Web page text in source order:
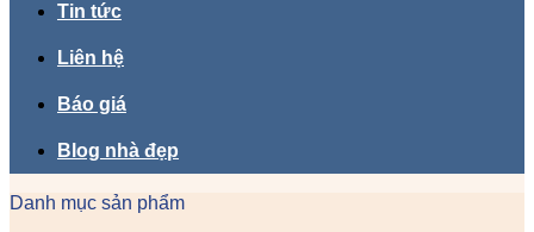
Tin tức
Liên hệ
Báo giá
Blog nhà đẹp
Danh mục sản phẩm